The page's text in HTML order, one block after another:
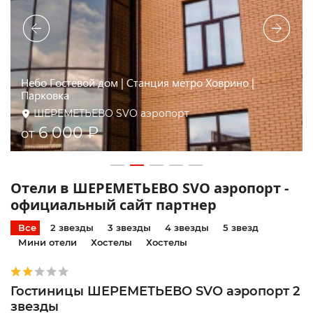
Отель Атланта Шереметьево (бесплатный трансфер)
ШЕРЕМЕТЬЕВО SVO аэропорт
от3 680 ₽
Отели в ШЕРЕМЕТЬЕВО SVO аэропорт -
официальный сайт партнер
Все 2 звезды 3 звезды 4 звезды
5 звезд
Мини отели
Хостелы Хостелы
Гостиницы ШЕРЕМЕТЬЕВО SVO аэропорт 2
звезды